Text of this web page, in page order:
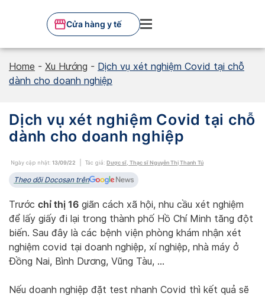
Cửa hàng y tế
Home - Xu Hướng - Dịch vụ xét nghiệm Covid tại chỗ
dành cho doanh nghiệp
Dịch vụ xét nghiệm Covid tại chỗ
dành cho doanh nghiệp
Ngày cập nhật: 13/09/22 Tác giả: Dược sĩ, Thạc sĩ Nguyễn Thị Thanh Tú
Theo dõi Docosan trên
Trước chỉ thị 16 giãn cách xã hội, nhu cầu xét nghiệm
để lấy giấy đi lại trong thành phố Hồ Chí Minh tăng đột
biến. Sau đây là các bệnh viện phòng khám nhận xét
nghiệm covid tại doanh nghiệp, xí nghiệp, nhà máy ở
Đồng Nai, Bình Dương, Vũng Tàu, …
Nếu doanh nghiệp đặt test nhanh Covid thì kết quả sẽ